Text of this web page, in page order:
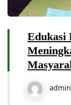
Edukasi
admin